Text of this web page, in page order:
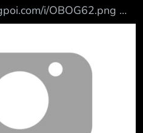
i/OBOG62.png 每
有償和無償)只能抽3次10
抽完想要繼
(日版2600日幣/台版700台
i/OBOEWV.png 那角色
木的那隻直接變友情關